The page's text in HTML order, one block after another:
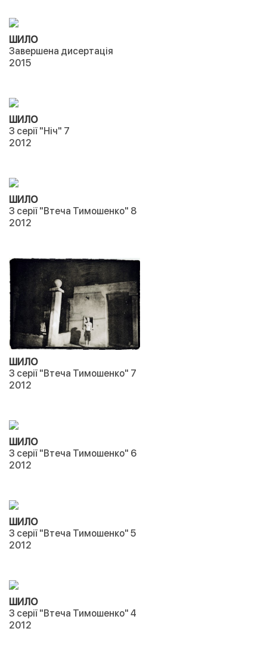
ШИЛО
Завершена дисертація
2015
ШИЛО
З серії "Ніч" 7
2012
ШИЛО
З серії "Втеча Тимошенко" 8
2012
ШИЛО
З серії "Втеча Тимошенко" 7
2012
ШИЛО
З серії "Втеча Тимошенко" 6
2012
ШИЛО
З серії "Втеча Тимошенко" 5
2012
ШИЛО
З серії "Втеча Тимошенко" 4
2012